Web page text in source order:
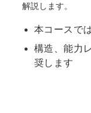
解説します。
本コースで
構造、能力
奨します